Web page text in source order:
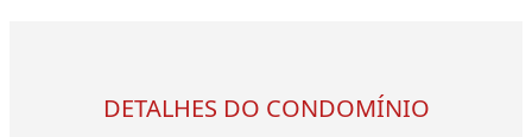
DETALHES DO CONDOMÍNIO